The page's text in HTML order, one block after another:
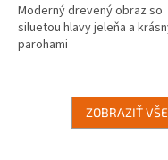
Moderný drevený obraz so
siluetou hlavy jeleňa a
parohami
ZOBRAZIŤ